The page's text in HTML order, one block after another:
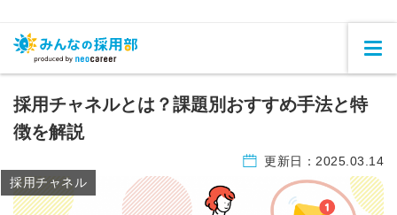
採用チャネルとは？課題別おすすめ手法と特
徴を解説
更新日： 2025.03.14
採用チャネル